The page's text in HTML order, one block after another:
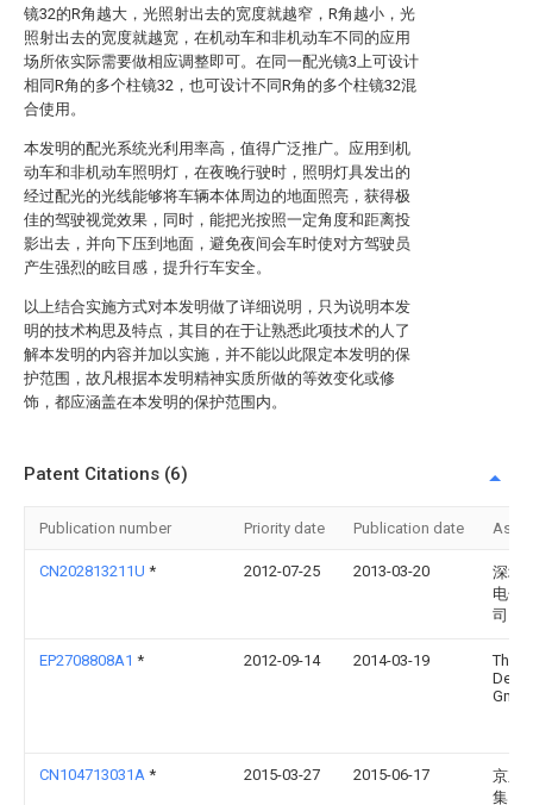
镜32的R角越大，光照射出去的宽度就越窄，R角越小，光
照射出去的宽度就越宽，在机动车和非机动车不同的应用
场所依实际需要做相应调整即可。在同一配光镜3上可设计
相同R角的多个柱镜32，也可设计不同R角的多个柱镜32混
合使用。
本发明的配光系统光利用率高，值得广泛推广。应用到机
动车和非机动车照明灯，在夜晚行驶时，照明灯具发出的
经过配光的光线能够将车辆本体周边的地面照亮，获得极
佳的驾驶视觉效果，同时，能把光按照一定角度和距离投
影出去，并向下压到地面，避免夜间会车时使对方驾驶员
产生强烈的眩目感，提升行车安全。
以上结合实施方式对本发明做了详细说明，只为说明本发
明的技术构思及特点，其目的在于让熟悉此项技术的人了
解本发明的内容并加以实施，并不能以此限定本发明的保
护范围，故凡根据本发明精神实质所做的等效变化或修
饰，都应涵盖在本发明的保护范围内。
Patent Citations (6)
Publication number Priority date Publication date
CN202813211U * 2012-07-25 2013-03-20
深圳
电子
司
EP2708808A1 * 2012-09-14 2014-03-19
CN104713031A * 2015-03-27 2015-06-17
京东
集团